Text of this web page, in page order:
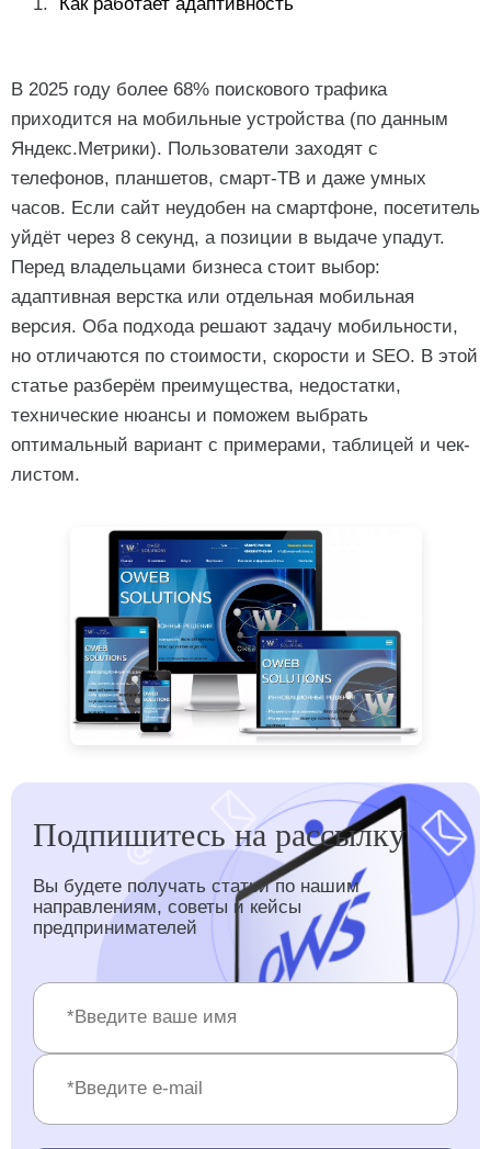
Трудности адаптивной верстки
Как проверить адаптивность
Mobile First: современный стандарт
Правила адаптивной верстки
Мобильная версия: отдельный сайт для телефонов
Технические требования
Удобство мобильной версии
Сравнение: адаптив vs мобильная версия
Что выбрать в 2025 году
Чек-лист: ваш сайт готов к мобильным
Часто задаваемые вопросы
Можно ли сделать адаптив из старого сайта?
А если сайт на Tilda?
В 2025 году более 68% поискового трафика
приходится на мобильные устройства (по данным
Яндекс.Метрики). Пользователи заходят с
телефонов, планшетов, смарт-ТВ и даже умных
часов. Если сайт неудобен на смартфоне, посетитель
уйдёт через 8 секунд, а позиции в выдаче упадут.
Перед владельцами бизнеса стоит выбор:
адаптивная верстка или отдельная мобильная
версия. Оба подхода решают задачу мобильности,
но отличаются по стоимости, скорости и SEO. В этой
статье разберём преимущества, недостатки,
технические нюансы и поможем выбрать
оптимальный вариант с примерами, таблицей и чек-
листом.
Подпишитесь на рассылку
Вы будете получать статьи по нашим
направлениям, советы и кейсы
предпринимателей